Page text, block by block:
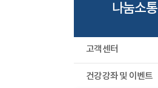
나눔소통
고객센터
건강강좌 및 이벤트